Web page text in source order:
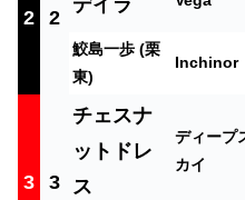
2 2
デイラ
鮫島一歩 (栗
東)
Inchinor
3 3
チェスナ
ットドレ
ス
ディープ
カイ